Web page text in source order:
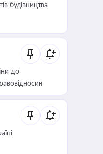
будівництва
до